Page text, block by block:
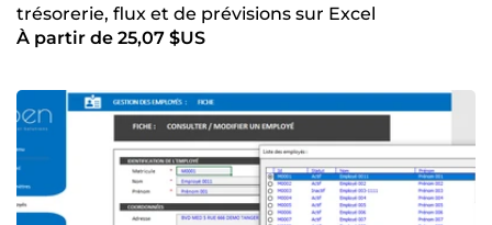
trésorerie, flux et de prévisions sur Excel
À partir de 25,07 $US